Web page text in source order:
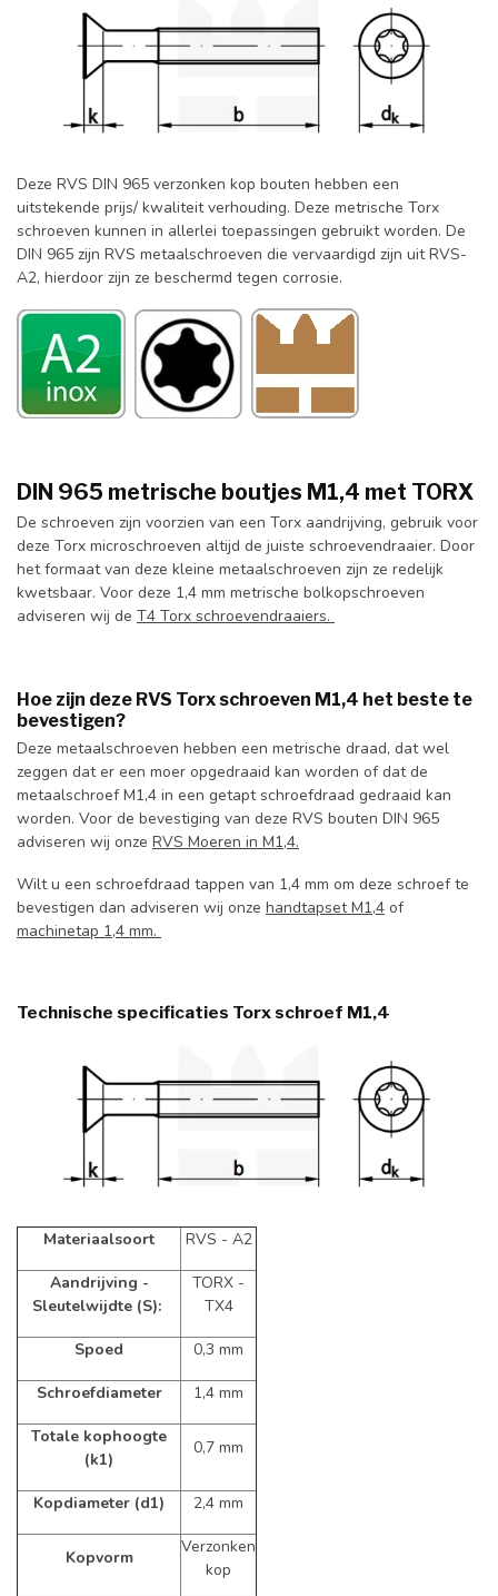
Deze RVS DIN 965 verzonken kop bouten hebben een
uitstekende prijs/ kwaliteit verhouding. Deze metrische Torx
schroeven kunnen in allerlei toepassingen gebruikt worden. De
DIN 965 zijn RVS metaalschroeven die vervaardigd zijn uit RVS-
A2, hierdoor zijn ze beschermd tegen corrosie.
DIN 965 metrische boutjes M1,4 met TORX
De schroeven zijn voorzien van een Torx aandrijving, gebruik voor
deze Torx microschroeven altijd de juiste schroevendraaier. Door
het formaat van deze kleine metaalschroeven zijn ze redelijk
kwetsbaar. Voor deze 1,4 mm metrische bolkopschroeven
adviseren wij de T4 Torx schroevendraaiers.
Hoe zijn deze RVS Torx schroeven M1,4 het beste te
bevestigen?
Deze metaalschroeven hebben een metrische draad, dat wel
zeggen dat er een moer opgedraaid kan worden of dat de
metaalschroef M1,4 in een getapt schroefdraad gedraaid kan
worden. Voor de bevestiging van deze RVS bouten DIN 965
adviseren wij onze RVS Moeren in M1,4.
Wilt u een schroefdraad tappen van 1,4 mm om deze schroef te
bevestigen dan adviseren wij onze handtapset M1,4 of
machinetap 1,4 mm.
Technische specificaties Torx schroef M1,4
Materiaalsoort RVS - A2
Aandrijving -
Sleutelwijdte (S):
TORX -
TX4
Spoed 0,3 mm
Schroefdiameter 1,4 mm
Totale kophoogte
(k1)
0,7 mm
Kopdiameter (d1) 2,4 mm
Kopvorm
Verzonken
kop